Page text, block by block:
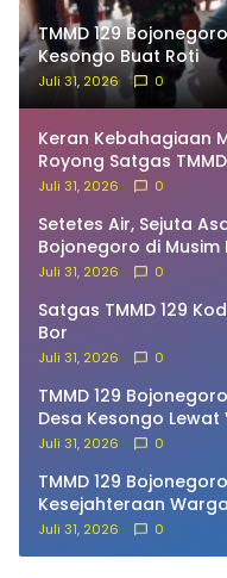
TMMD 129
Kesongo Buat Roti
Juli 31, 2026 0
Keran Kebahagiaan
Royong Satgas
Bekatul
Juli 31, 2026 0
Setetes Air, Sejuta
Bojonegoro di Musim
Juli 31, 2026 0
Satgas TMMD 129
Bor
Juli 31, 2026 0
TMMD 129
Desa Kesongo Lewat
Juli 31, 2026 0
TMMD 129
Kesejahteraan
Juli 31, 2026 0